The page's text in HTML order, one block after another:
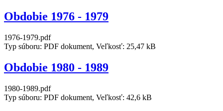
Obdobie 1976 - 1979
1976-1979.pdf
Typ súboru: PDF dokument, Veľkosť: 25,47 kB
Obdobie 1980 - 1989
1980-1989.pdf
Typ súboru: PDF dokument, Veľkosť: 42,6 kB